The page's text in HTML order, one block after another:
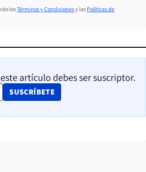
losTérminos y Condicionesy las Políticas de
artículo debes ser suscriptor.
SUSCRÍBETE
OPENS IN NEW WINDOW